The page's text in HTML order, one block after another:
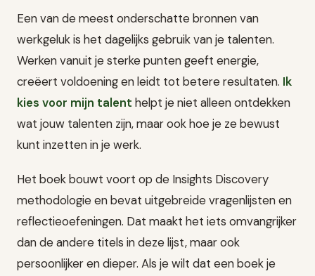
Een van de meest onderschatte bronnen van
werkgeluk is het dagelijks gebruik van je talenten.
Werken vanuit je sterke punten geeft energie,
creëert voldoening en leidt tot betere resultaten. Ik
kies voor mijn talent helpt je niet alleen ontdekken
wat jouw talenten zijn, maar ook hoe je ze bewust
kunt inzetten in je werk.
Het boek bouwt voort op de Insights Discovery
methodologie en bevat uitgebreide vragenlijsten en
reflectieoefeningen. Dat maakt het iets omvangrijker
dan de andere titels in deze lijst, maar ook
persoonlijker en dieper. Als je wilt dat een boek je